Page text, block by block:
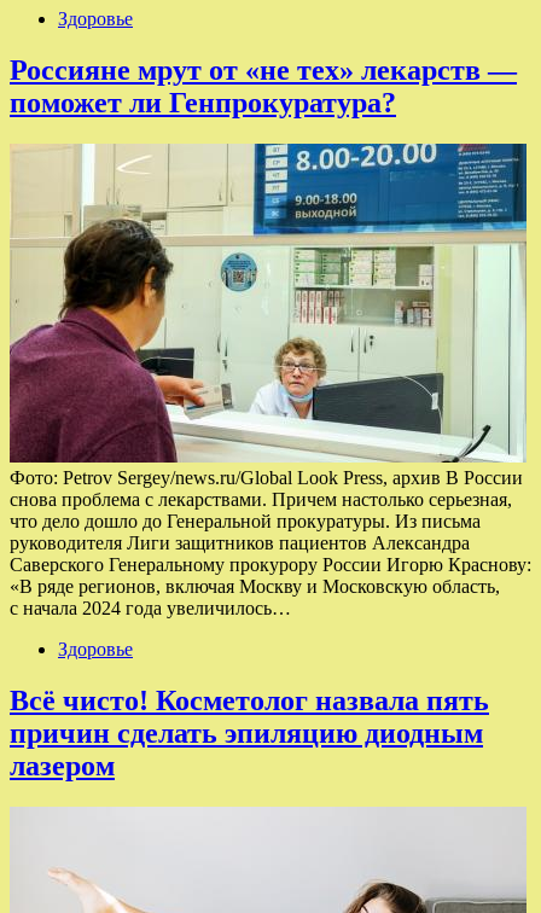
Здоровье
Россияне мрут от «не тех» лекарств —
поможет ли Генпрокуратура?
Фото: Petrov Sergey/news.ru/Global Look Press, архив В России
снова проблема с лекарствами. Причем настолько серьезная,
что дело дошло до Генеральной прокуратуры. Из письма
руководителя Лиги защитников пациентов Александра
Саверского Генеральному прокурору России Игорю Краснову:
«В ряде регионов, включая Москву и Московскую область,
с начала 2024 года увеличилось…
Здоровье
Всё чисто! Косметолог назвала пять
причин сделать эпиляцию диодным
лазером